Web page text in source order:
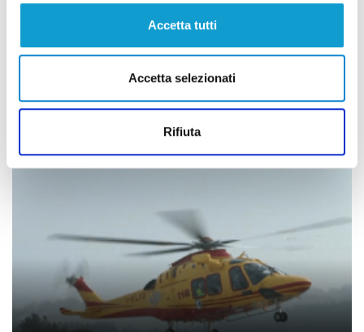
Accetta tutti
Accetta selezionati
Rifiuta
Correlati